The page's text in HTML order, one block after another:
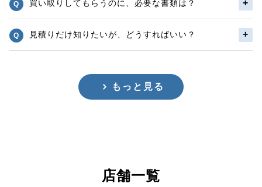
買い取りしてもらうのに、必要な書類は？
見積りだけ知りたいが、どうすればいい？
もっと見る
店舗一覧